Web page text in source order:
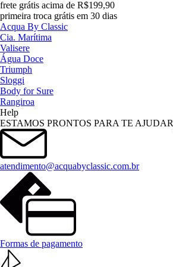
frete grátis acima de R$199,90
primeira troca grátis em 30 dias
Acqua By Classic
Cia. Marítima
Valisere
Água Doce
Triumph
Sloggi
Body for Sure
Rangiroa
Help
ESTAMOS PRONTOS PARA TE AJUDAR
atendimento@acquabyclassic.com.br
Formas de pagamento